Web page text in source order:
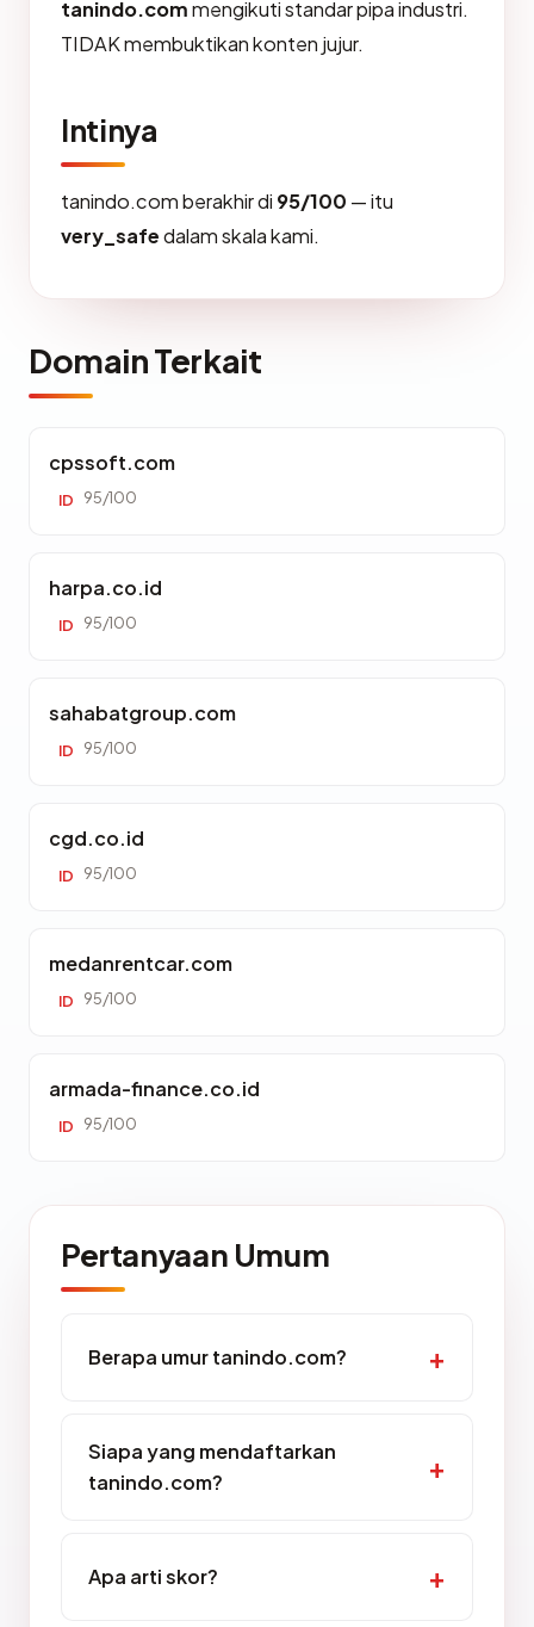
tanindo.commengikuti standar pipa industri.
TIDAK membuktikan konten jujur.
Intinya
tanindo.com berakhir di 95/100 — itu
very_safedalam skala kami.
Domain Terkait
cpssoft.com
ID 95/100
harpa.co.id
ID 95/100
sahabatgroup.com
ID 95/100
cgd.co.id
ID 95/100
medanrentcar.com
ID 95/100
armada-finance.co.id
ID 95/100
Pertanyaan Umum
Berapa umur tanindo.com?
Siapa yang mendaftarkan
tanindo.com?
Apa arti skor?